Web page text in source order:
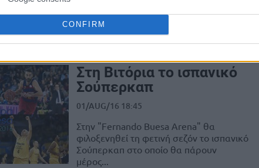
CONFIRM
και τη νέα σεζόν ο Κάιλ Κούριτς, ο
οποίος θα βρεθεί στον...
Στη Βιτόρια το ισπανικό
Σούπερκαπ
01/AUG/16 18:45
Στην "Fernando Buesa Arena" θα
φιλοξενηθεί τη φετινή σεζόν το ισπανικό
Σούπερκαπ στο οποίο θα πάρουν
μέρος...